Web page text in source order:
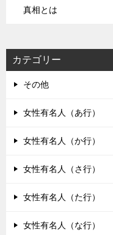
真相とは
カテゴリー
その他
女性有名人（あ行）
女性有名人（か行）
女性有名人（さ行）
女性有名人（た行）
女性有名人（な行）